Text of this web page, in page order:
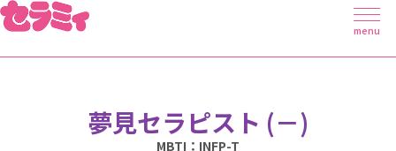
menu
夢見セラピスト (－)
MBTI：INFP-T